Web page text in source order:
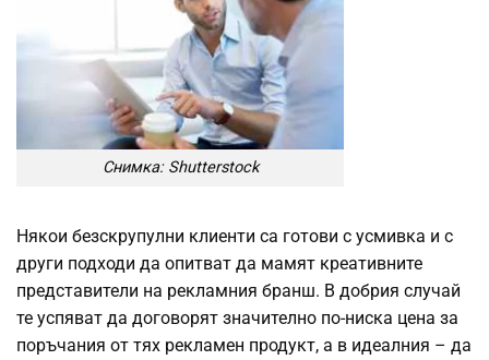
Снимка: Shutterstock
Някои безскрупулни клиенти са готови с усмивка и с
други подходи да опитват да мамят креативните
представители на рекламния бранш. В добрия случай
те успяват да договорят значително по-ниска цена за
поръчания от тях рекламен продукт, а в идеалния – да